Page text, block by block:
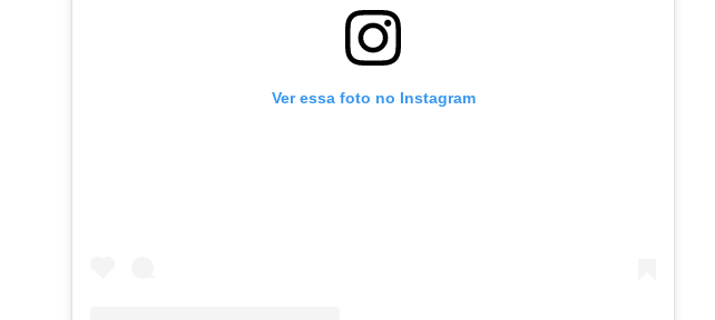
Ver essa foto no Instagram